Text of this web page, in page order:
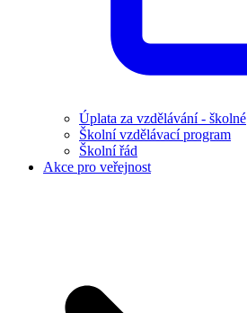
Úplata za vzdělávání - školné
Školní vzdělávací program
Školní řád
Akce pro veřejnost